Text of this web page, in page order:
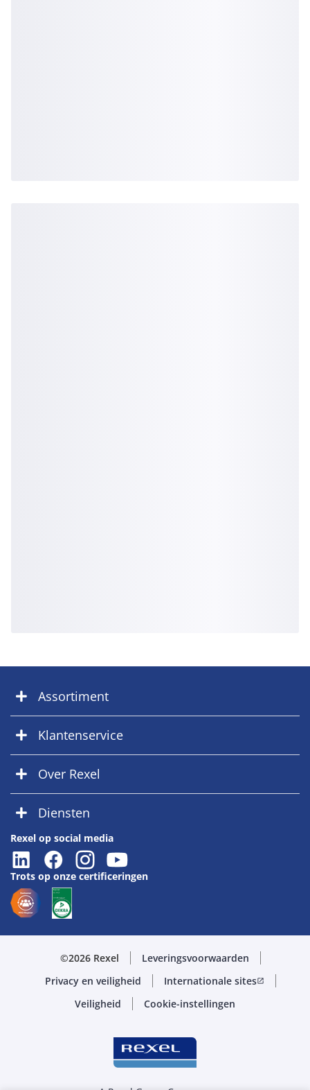
Assortiment
Klantenservice
Over Rexel
Diensten
Rexel op social media
Trots op onze certificeringen
©2026 Rexel
Leveringsvoorwaarden
Privacy en veiligheid
Internationale sitesopen_in_new
Veiligheid Cookie-instellingen